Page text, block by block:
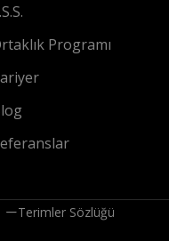
Programı
Terimler Sözlüğü